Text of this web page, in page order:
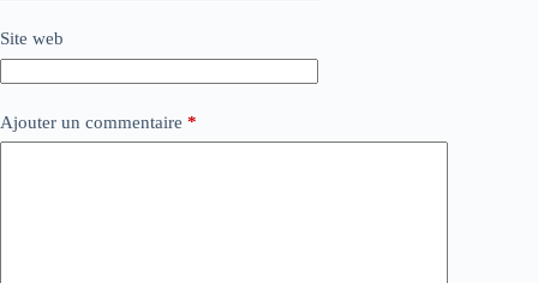
Site web
Ajouter un commentaire *